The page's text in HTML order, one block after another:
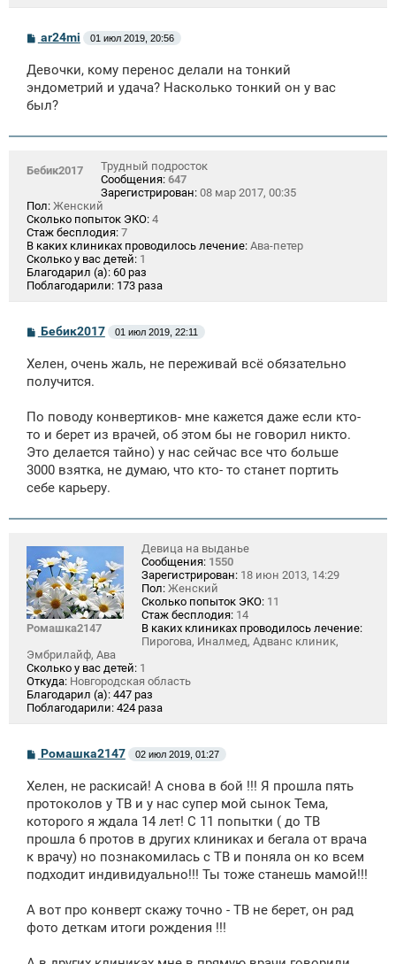
С
о
б
щ
е
н
е
ar24mi 01 июл 2019, 20:56
Девочки, кому перенос делали на тонкий
эндометрий и удача? Насколько тонкий он у вас
был?
Бебик2017
Трудный подросток
Сообщения: 647
Зарегистрирован: 08 мар 2017, 00:35
Пол: Женский
Сколько попыток ЭКО: 4
Стаж бесплодия: 7
В каких клиниках проводилось лечение: Ава-петер
Сколько у вас детей: 1
Благодарил (а): 60 раз
Поблагодарили: 173 раза
С
о
б
щ
и
Бебик2017 01 июл 2019, 22:11
Хелен, очень жаль, не переживай всё обязательно
получится.
По поводу конвертиков- мне кажется даже если кто-
то и берет из врачей, об этом бы не говорил никто.
Это делается тайно) у нас сейчас все что больше
3000 взятка, не думаю, что кто- то станет портить
себе карьеру.
Ромашка2147
Девица на выданье
Сообщения: 1550
Зарегистрирован: 18 июн 2013, 14:29
Пол: Женский
Сколько попыток ЭКО: 11
Стаж бесплодия: 14
В каких клиниках проводилось лечение:
Пирогова, Иналмед, Адванс клиник,
Эмбрилайф, Ава
Сколько у вас детей: 1
Откуда: Новгородская область
Благодарил (а): 447 раз
Поблагодарили: 424 раза
С
о
б
щ
е
н
и
е
Ромашка2147 02 июл 2019, 01:27
Хелен, не раскисай! А снова в бой !!! Я прошла пять
протоколов у ТВ и у нас супер мой сынок Тема,
которого я ждала 14 лет! С 11 попытки ( до ТВ
прошла 6 протов в других клиниках и бегала от врача
к врачу) но познакомилась с ТВ и поняла он ко всем
подходит индивидуально!!! Ты тоже станешь мамой!!!
А вот про конверт скажу точно - ТВ не берет, он рад
фото деткам итоги рождения !!!